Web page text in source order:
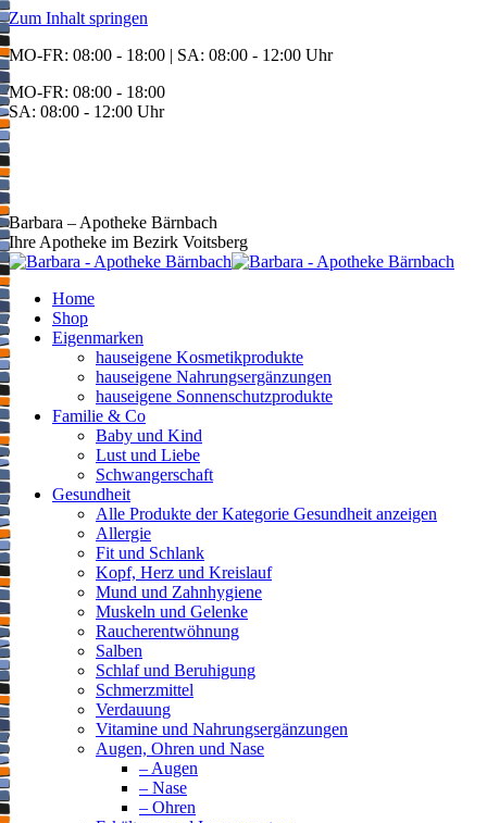
Zum Inhalt springen
MO-FR: 08:00 - 18:00 | SA: 08:00 - 12:00 Uhr
MO-FR: 08:00 - 18:00
SA: 08:00 - 12:00 Uhr
BEREITSCHAFT
+43 3142 62553
Barbara – Apotheke Bärnbach
Ihre Apotheke im Bezirk Voitsberg
Home
Shop
Eigenmarken
hauseigene Kosmetikprodukte
hauseigene Nahrungsergänzungen
hauseigene Sonnenschutzprodukte
Familie & Co
Baby und Kind
Lust und Liebe
Schwangerschaft
Gesundheit
Alle Produkte der Kategorie Gesundheit anzeigen
Allergie
Fit und Schlank
Kopf, Herz und Kreislauf
Mund und Zahnhygiene
Muskeln und Gelenke
Raucherentwöhnung
Salben
Schlaf und Beruhigung
Schmerzmittel
Verdauung
Vitamine und Nahrungsergänzungen
Augen, Ohren und Nase
– Augen
– Nase
– Ohren